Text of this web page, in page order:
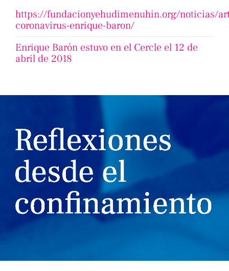
https://fundacionyehudimenuhin.org/noticias/
coronavirus-enrique-baron/
Enrique Barón estuvo en el Cercle el 12 de
abril de 2018